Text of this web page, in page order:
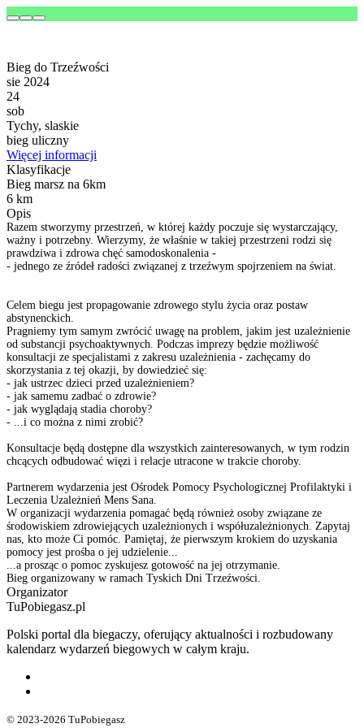
Bieg do Trzeźwości
sie 2024
24
sob
Tychy, slaskie
bieg uliczny
Więcej informacji
Klasyfikacje
Bieg marsz na 6km
6 km
Opis
Razem stworzymy przestrzeń, w której każdy poczuje się wystarczający,
ważny i potrzebny. Wierzymy, że właśnie w takiej przestrzeni rodzi się
prawdziwa i zdrowa chęć samodoskonalenia -
- jednego ze źródeł radości związanej z trzeźwym spojrzeniem na świat.
Celem biegu jest propagowanie zdrowego stylu życia oraz postaw
abstynenckich.
Pragniemy tym samym zwrócić uwagę na problem, jakim jest uzależnienie
od substancji psychoaktywnych. Podczas imprezy będzie możliwość
konsultacji ze specjalistami z zakresu uzależnienia - zachęcamy do
skorzystania z tej okazji, by dowiedzieć się:
- jak ustrzec dzieci przed uzależnieniem?
- jak samemu zadbać o zdrowie?
- jak wyglądają stadia choroby?
- ...i co można z nimi zrobić?
Konsultacje będą dostępne dla wszystkich zainteresowanych, w tym rodzin
chcących odbudować więzi i relacje utracone w trakcie choroby.
Partnerem wydarzenia jest Ośrodek Pomocy Psychologicznej Profilaktyki i
Leczenia Uzależnień Mens Sana.
W organizacji wydarzenia pomagać będą również osoby związane ze
środowiskiem zdrowiejących uzależnionych i współuzależnionych. Zapytaj
nas, kto może Ci pomóc. Pamiętaj, że pierwszym krokiem do uzyskania
pomocy jest prośba o jej udzielenie...
...a prosząc o pomoc zyskujesz gotowość na jej otrzymanie.
Bieg organizowany w ramach Tyskich Dni Trzeźwości.
Organizator
TuPobiegasz.pl
Polski portal dla biegaczy, oferujący aktualności i rozbudowany
kalendarz wydarzeń biegowych w całym kraju.
© 2023-2026 TuPobiegasz